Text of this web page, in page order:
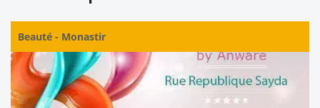
Beauté - Monastir